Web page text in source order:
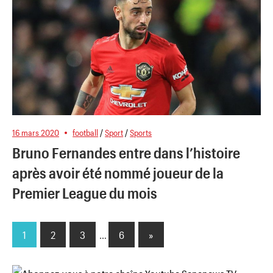
16 mars 2020 football /Sport /Sports
Bruno Fernandes entre dans l’histoire
après avoir été nommé joueur de la
Premier League du mois
Pagination
1 2 3 6
Next
»